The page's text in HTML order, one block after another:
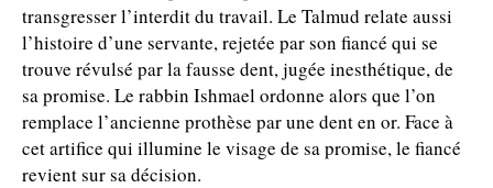
transgresser l’interdit du travail. Le Talmud relate aussi
l’histoire d’une servante, rejetée par son fiancé qui se
trouve révulsé par la fausse dent, jugée inesthétique, de
sa promise. Le rabbin Ishmael ordonne alors que l’on
remplace l’ancienne prothèse par une dent en or. Face à
cet artifice qui illumine le visage de sa promise, le fiancé
revient sur sa décision.